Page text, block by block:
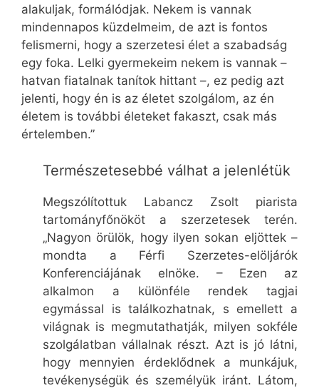
alakuljak, formálódjak. Nekem is vannak
mindennapos küzdelmeim, de azt is fontos
felismerni, hogy a szerzetesi élet a szabadság
egy foka. Lelki gyermekeim nekem is vannak –
hatvan fiatalnak tanítok hittant –, ez pedig azt
jelenti, hogy én is az életet szolgálom, az én
életem is további életeket fakaszt, csak más
értelemben.”
Természetesebbé válhat a jelenlétük
Megszólítottuk Labancz Zsolt piarista
tartományfőnököt a szerzetesek terén.
„Nagyon örülök, hogy ilyen sokan eljöttek –
mondta a Férfi Szerzetes-elöljárók
Konferenciájának elnöke. – Ezen az
alkalmon a különféle rendek tagjai
egymással is találkozhatnak, s emellett a
világnak is megmutathatják, milyen sokféle
szolgálatban vállalnak részt. Azt is jó látni,
hogy mennyien érdeklődnek a munkájuk,
tevékenységük és személyük iránt. Látom,